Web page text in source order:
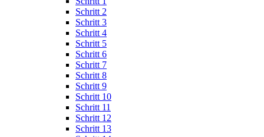
Schritt 2
Schritt 3
Schritt 4
Schritt 5
Schritt 6
Schritt 7
Schritt 8
Schritt 9
Schritt 10
Schritt 11
Schritt 12
Schritt 13